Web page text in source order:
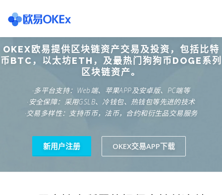
content
欧意交易所 关于欧意OKX 欧意APP下载 欧意注册网
欧意团队 欧意APP资讯 易欧APP下载
OKEX欧易提供区块链资产交易及投资，包括比特
币BTC，以太坊ETH，及最热门狗狗币DOGE系列
区块链资产。
·多平台支持：Web端、苹果APP及安卓版、PC端等
·安全保障：采用GSLB、冷钱包、热钱包等先进的技术
·交易多样性：支持币币，法币，合约和衍生品交易服务
新用户注册 OKEX交易APP下载